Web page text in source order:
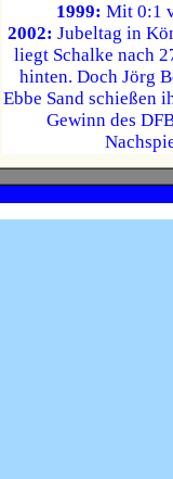
1999: Mit 0:1
2002: Jubeltag in
liegt Schalke nach
hinten. Doch Jörg
Ebbe Sand schießen
Gewinn des